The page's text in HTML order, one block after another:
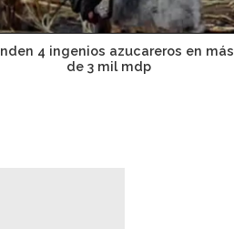
4 ingenios azucareros en más
de 3 mil mdp